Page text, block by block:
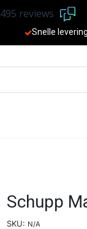
495 reviews
Sne lle levering
Schupp
SKU: N/A